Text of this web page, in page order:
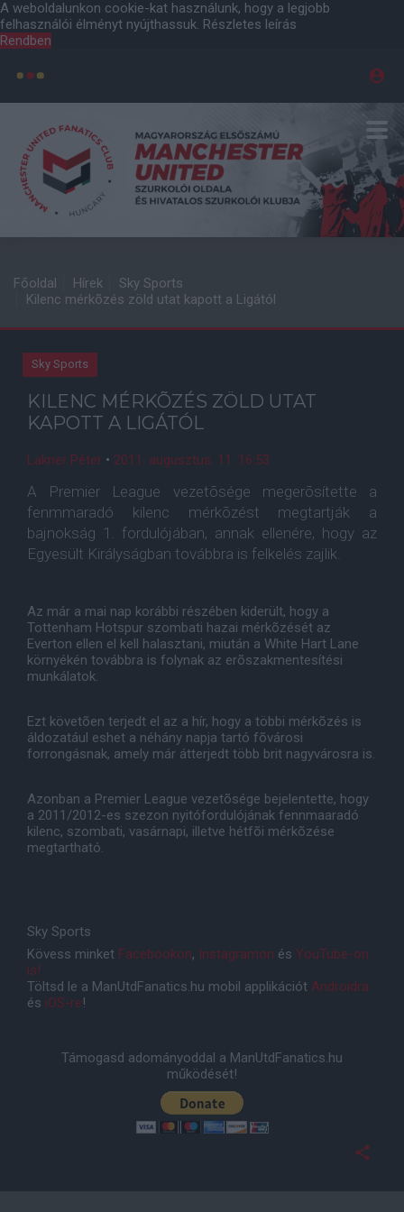
A weboldalunkon cookie-kat használunk, hogy a legjobb
felhasználói élményt nyújthassuk. Részletes leírás
Rendben
Főoldal Hírek
Sky Sports
Kilenc mérkõzés zöld utat kapott a Ligától
Sky Sports
KILENC MÉRKÕZÉS ZÖLD UTAT
KAPOTT A LIGÁTÓL
Lakner Péter • 2011. augusztus. 11. 16:53
A Premier League vezetõsége megerõsítette a
fenmmaradó kilenc mérkõzést megtartják a
bajnokság 1. fordulójában, annak ellenére, hogy az
Egyesült Királyságban továbbra is felkelés zajlik.
Az már a mai nap korábbi részében kiderült, hogy a
Tottenham Hotspur szombati hazai mérkõzését az
Everton ellen el kell halasztani, miután a White Hart Lane
környékén továbbra is folynak az erõszakmentesítési
munkálatok.
Ezt követõen terjedt el az a hír, hogy a többi mérkõzés is
áldozatául eshet a néhány napja tartó fõvárosi
forrongásnak, amely már átterjedt több brit nagyvárosra is.
Azonban a Premier League vezetõsége bejelentette, hogy
a 2011/2012-es szezon nyitófordulójának fennmaaradó
kilenc, szombati, vasárnapi, illetve hétfõi mérkõzése
megtartható.
Sky Sports
Kövess minket Facebookon, Instagramon és YouTube-on
is!
Töltsd le a ManUtdFanatics.hu mobil applikációt Androidra
és iOS-re!
Támogasd adományoddal a ManUtdFanatics.hu
működését!